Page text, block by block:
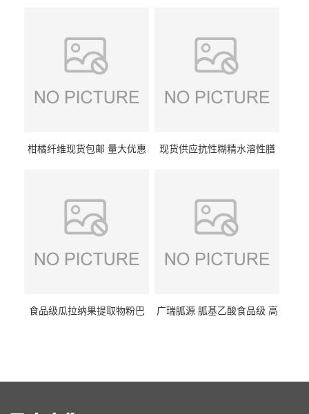
柑橘纤维现货包邮 量大优惠
现货供应抗性糊精水溶性膳
食品级瓜拉纳果提取物粉巴
广瑞胍源 胍基乙酸食品级 高